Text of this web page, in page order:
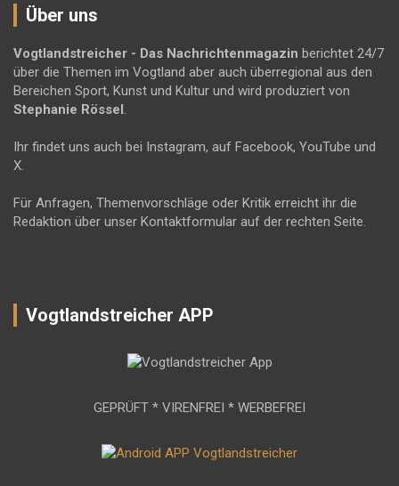
Über uns
Vogtlandstreicher - Das Nachrichtenmagazin berichtet 24/7
über die Themen im Vogtland aber auch überregional aus den
Bereichen Sport, Kunst und Kultur und wird produziert von
Stephanie Rössel.
Ihr findet uns auch bei Instagram, auf Facebook, YouTube und
X.
Für Anfragen, Themenvorschläge oder Kritik erreicht ihr die
Redaktion über unser Kontaktformular auf der rechten Seite.
Vogtlandstreicher APP
GEPRÜFT * VIRENFREI * WERBEFREI